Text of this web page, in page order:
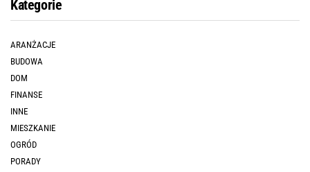
Kategorie
ARANŻACJE
BUDOWA
DOM
FINANSE
INNE
MIESZKANIE
OGRÓD
PORADY